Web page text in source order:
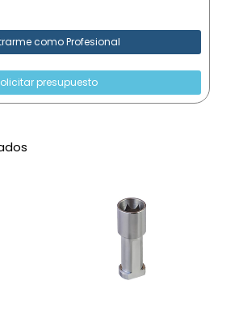
como Profesional
presupuesto